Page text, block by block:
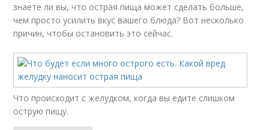
знаете ли вы, что острая пища может сделать больше,
чем просто усилить вкус вашего блюда? Вот несколько
причин, чтобы остановить это сейчас.
Что происходит с желудком, когда вы едите слишком
острую пищу.